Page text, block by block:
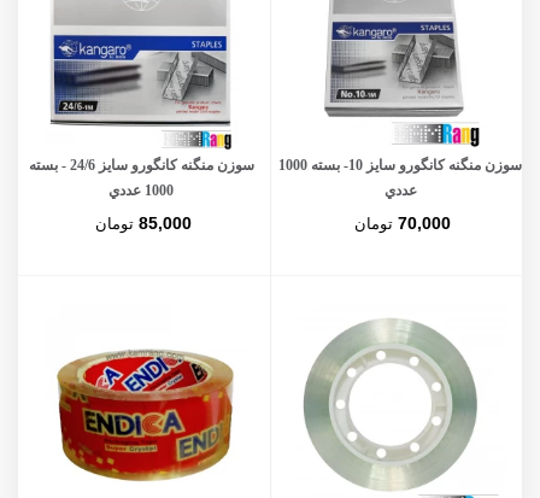
سوزن منگنه کانگورو سایز 10- بسته 1000
عددي
70,000 تومان
سوزن منگنه کانگورو سایز 24/6 - بسته
1000 عددي
85,000 تومان